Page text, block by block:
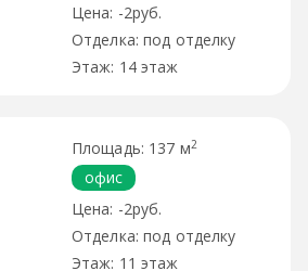
-2руб.
под отделку
14 этаж
137 м2
офис
-2руб.
под отделку
11 этаж